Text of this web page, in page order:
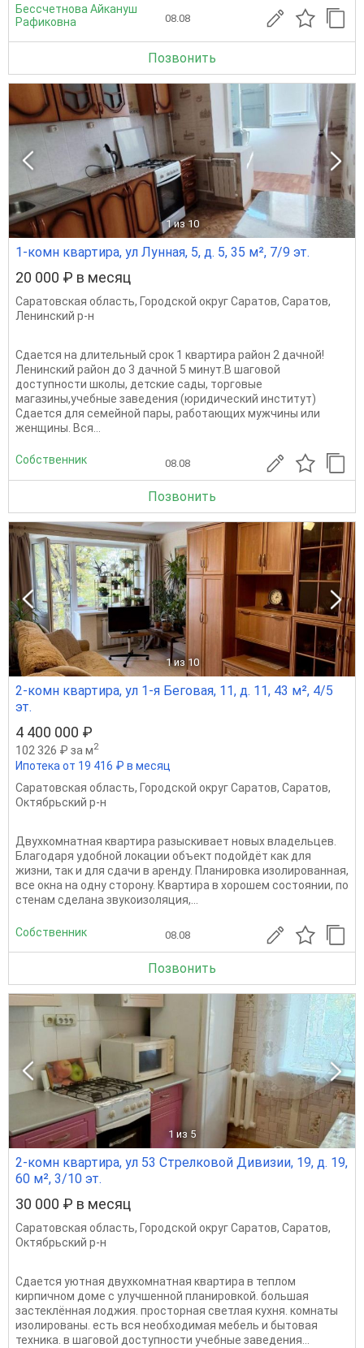
Бессчетнова Айкануш
Рафиковна
08.08
Позвонить
1 из 10
1-комн квартира, ул Лунная, 5, д. 5, 35 м², 7/9 эт.
20 000 ₽ в месяц
Саратовская область, Городской округ Саратов, Саратов,
Ленинский р-н
Сдается на длительный срок 1 квартира район 2 дачной!
Ленинский район до 3 дачной 5 минут.В шаговой
доступности школы, детские сады, торговые
магазины,учебные заведения (юридический институт)
Сдается для семейной пары, работающих мужчины или
женщины. Вся...
Собственник 08.08
Позвонить
1 из 10
2-комн квартира, ул 1-я Беговая, 11, д. 11, 43 м², 4/5
эт.
4 400 000 ₽
102 326 ₽ за м2
Ипотека от 19 416 ₽ в месяц
Саратовская область, Городской округ Саратов, Саратов,
Октябрьский р-н
Двухкомнатная квартира разыскивает новых владельцев.
Благодаря удобной локации объект подойдёт как для
жизни, так и для сдачи в аренду. Планировка изолированная,
все окна на одну сторону. Квартира в хорошем состоянии, по
стенам сделана звукоизоляция,...
Собственник 08.08
Позвонить
1 из 5
2-комн квартира, ул 53 Стрелковой Дивизии, 19, д. 19,
60 м², 3/10 эт.
30 000 ₽ в месяц
Саратовская область, Городской округ Саратов, Саратов,
Октябрьский р-н
Сдается уютная двухкомнатная квартира в теплом
кирпичном доме с улучшенной планировкой. большая
застеклённая лоджия. просторная светлая кухня. комнаты
изолированы. есть вся необходимая мебель и бытовая
техника. в шаговой доступности учебные заведения...